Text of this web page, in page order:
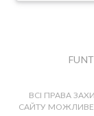
ВСІ ПРАВА
САЙТУ МОЖЛИВЕ